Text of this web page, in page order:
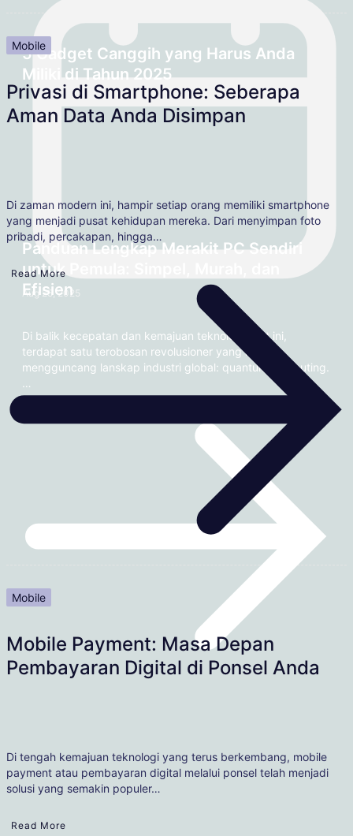
Aug 25, 2025
Di balik kecepatan dan kemajuan teknologi saat ini,
terdapat satu terobosan revolusioner yang mulai
mengguncang lanskap industri global: quantum computing.
…
5 Gadget Canggih yang Harus Anda
Miliki di Tahun 2025
Panduan Lengkap Merakit PC Sendiri
untuk Pemula: Simpel, Murah, dan
Efisien
Mobile
Privasi di Smartphone: Seberapa
Aman Data Anda Disimpan
Di zaman modern ini, hampir setiap orang memiliki smartphone
yang menjadi pusat kehidupan mereka. Dari menyimpan foto
pribadi, percakapan, hingga…
Read More
Mobile
Mobile Payment: Masa Depan
Pembayaran Digital di Ponsel Anda
Di tengah kemajuan teknologi yang terus berkembang, mobile
payment atau pembayaran digital melalui ponsel telah menjadi
solusi yang semakin populer…
Read More